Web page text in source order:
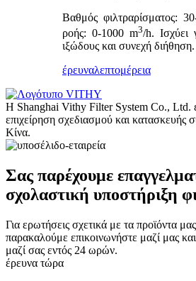
Βαθμός φιλτραρίσματος:
ροής: 0-1000 m3/h. Ισχύει
ιξώδους και συνεχή διήθηση.
έρευναλεπτομέρεια
Η Shanghai Vithy Filter System Co., Ltd.
επιχείρηση σχεδιασμού και κατασκευής
Κίνα.
Σας παρέχουμε
σχολαστική υποστήριξη
Για ερωτήσεις σχετικά με τα προϊόντα
παρακαλούμε επικοινωνήστε μαζί μας
μαζί σας εντός 24 ωρών.
έρευνα τώρα